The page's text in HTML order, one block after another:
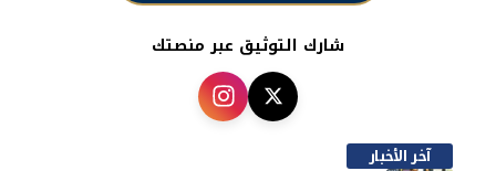
شارك التوثيق عبر منصتك
آخر الأخبار